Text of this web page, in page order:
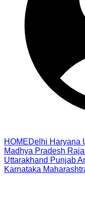
HOMEDelhi Haryana
Madhya Pradesh
Uttarakhand Punjab
Karnataka